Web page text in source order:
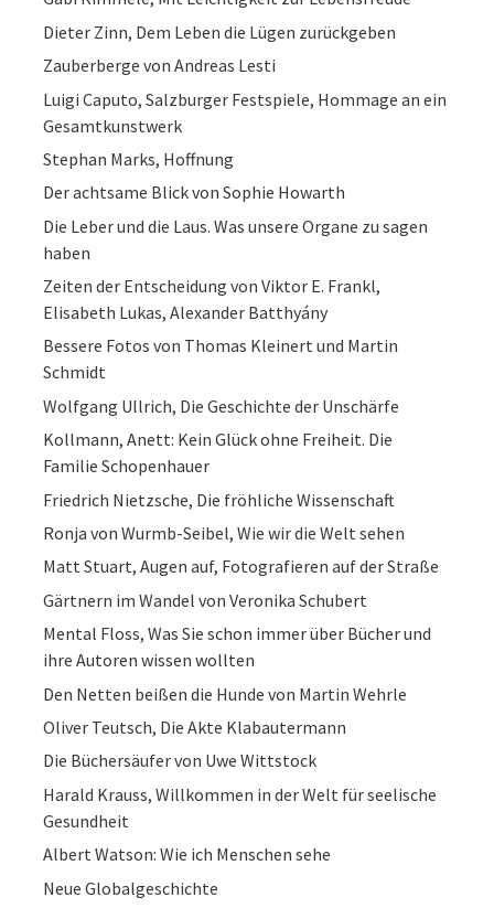
Dieter Zinn, Dem Leben die Lügen zurückgeben
Zauberberge von Andreas Lesti
Luigi Caputo, Salzburger Festspiele, Hommage an ein
Gesamtkunstwerk
Stephan Marks, Hoffnung
Der achtsame Blick von Sophie Howarth
Die Leber und die Laus. Was unsere Organe zu sagen
haben
Zeiten der Entscheidung von Viktor E. Frankl,
Elisabeth Lukas, Alexander Batthyány
Bessere Fotos von Thomas Kleinert und Martin
Schmidt
Wolfgang Ullrich, Die Geschichte der Unschärfe
Kollmann, Anett: Kein Glück ohne Freiheit. Die
Familie Schopenhauer
Friedrich Nietzsche, Die fröhliche Wissenschaft
Ronja von Wurmb-Seibel, Wie wir die Welt sehen
Matt Stuart, Augen auf, Fotografieren auf der Straße
Gärtnern im Wandel von Veronika Schubert
Mental Floss, Was Sie schon immer über Bücher und
ihre Autoren wissen wollten
Den Netten beißen die Hunde von Martin Wehrle
Oliver Teutsch, Die Akte Klabautermann
Die Büchersäufer von Uwe Wittstock
Harald Krauss, Willkommen in der Welt für seelische
Gesundheit
Albert Watson: Wie ich Menschen sehe
Neue Globalgeschichte